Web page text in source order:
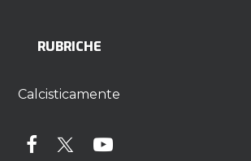
RUBRICHE
Calcisticamente